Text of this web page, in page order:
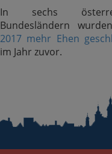
In sechs
Bundesländern
2017 mehr Ehen
im Jahr zuvor.